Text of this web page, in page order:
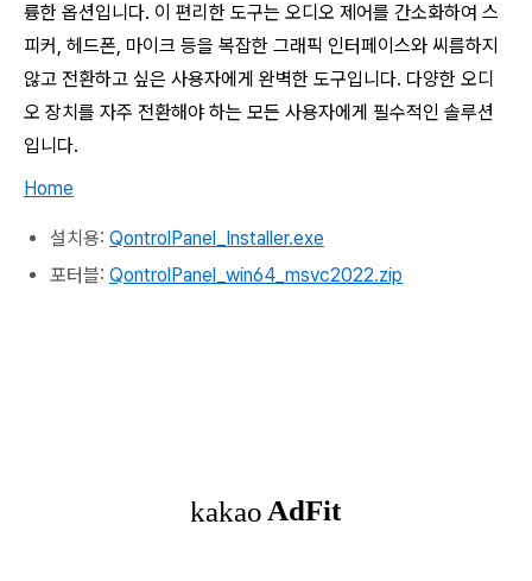
륭한 옵션입니다. 이 편리한 도구는 오디오 제어를 간소화하여 스
피커, 헤드폰, 마이크 등을 복잡한 그래픽 인터페이스와 씨름하지
않고 전환하고 싶은 사용자에게 완벽한 도구입니다. 다양한 오디
오 장치를 자주 전환해야 하는 모든 사용자에게 필수적인 솔루션
입니다.
Home
설치용: QontrolPanel_Installer.exe
포터블: QontrolPanel_win64_msvc2022.zip